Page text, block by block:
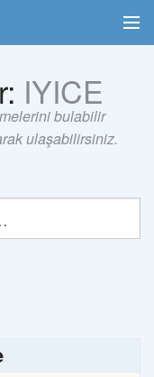
IYICE
bulabilir
ulaşabilirsiniz.